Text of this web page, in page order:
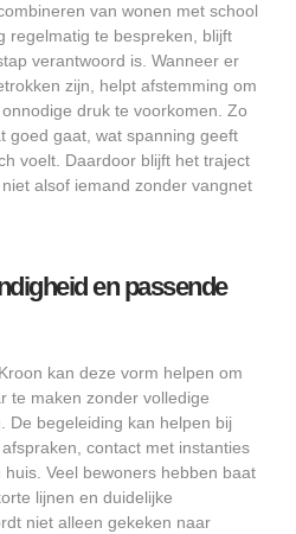
van wonen met school
regelmatig te bespreken, blijft
verantwoord is. Wanneer er
zijn, helpt afstemming om
druk te voorkomen. Zo
goed gaat, wat spanning geeft
voelt. Daardoor blijft het traject
alsof iemand zonder vangnet
en passende
kan deze vorm helpen om
te maken zonder volledige
De begeleiding kan helpen bij
contact met instanties
Veel bewoners hebben baat
lijnen en duidelijke
niet alleen gekeken naar